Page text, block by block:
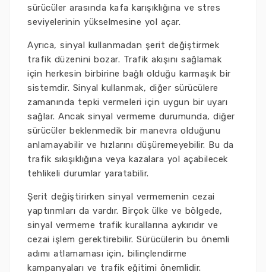
sürücüler arasında kafa karışıklığına ve stres
seviyelerinin yükselmesine yol açar.
Ayrıca, sinyal kullanmadan şerit değiştirmek
trafik düzenini bozar. Trafik akışını sağlamak
için herkesin birbirine bağlı olduğu karmaşık bir
sistemdir. Sinyal kullanmak, diğer sürücülere
zamanında tepki vermeleri için uygun bir uyarı
sağlar. Ancak sinyal vermeme durumunda, diğer
sürücüler beklenmedik bir manevra olduğunu
anlamayabilir ve hızlarını düşüremeyebilir. Bu da
trafik sıkışıklığına veya kazalara yol açabilecek
tehlikeli durumlar yaratabilir.
Şerit değiştirirken sinyal vermemenin cezai
yaptırımları da vardır. Birçok ülke ve bölgede,
sinyal vermeme trafik kurallarına aykırıdır ve
cezai işlem gerektirebilir. Sürücülerin bu önemli
adımı atlamaması için, bilinçlendirme
kampanyaları ve trafik eğitimi önemlidir.